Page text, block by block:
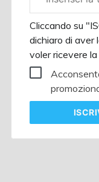
aziendale
Cliccando su
dichiaro di aver
voler ricevere